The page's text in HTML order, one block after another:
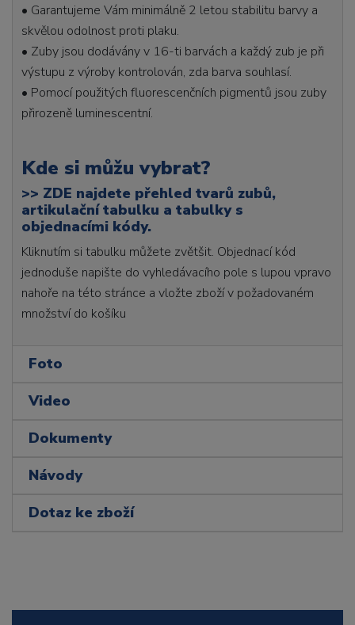
• Garantujeme Vám minimálně 2 letou stabilitu barvy a
skvělou odolnost proti plaku.
• Zuby jsou dodávány v 16-ti barvách a každý zub je při
výstupu z výroby kontrolován, zda barva souhlasí.
• Pomocí použitých fluorescenčních pigmentů jsou zuby
přirozeně luminescentní.
Kde si můžu vybrat?
>> ZDE najdete přehled tvarů zubů,
artikulační tabulku a tabulky s
objednacími kódy.
Kliknutím si tabulku můžete zvětšit. Objednací kód
jednoduše napište do vyhledávacího pole s lupou vpravo
nahoře na této stránce a vložte zboží v požadovaném
množství do košíku
Foto
Video
Dokumenty
Návody
Dotaz ke zboží